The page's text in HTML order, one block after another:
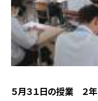
５月３１日の授業 ２年